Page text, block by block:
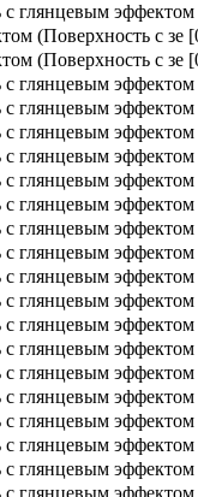
с глянцевым эффектом
(Поверхность с зе
(Поверхность с зе
с глянцевым эффектом
с глянцевым эффектом
с глянцевым эффектом
с глянцевым эффектом
с глянцевым эффектом
с глянцевым эффектом
с глянцевым эффектом
с глянцевым эффектом
с глянцевым эффектом
с глянцевым эффектом
с глянцевым эффектом
с глянцевым эффектом
с глянцевым эффектом
с глянцевым эффектом
с глянцевым эффектом
с глянцевым эффектом
с глянцевым эффектом